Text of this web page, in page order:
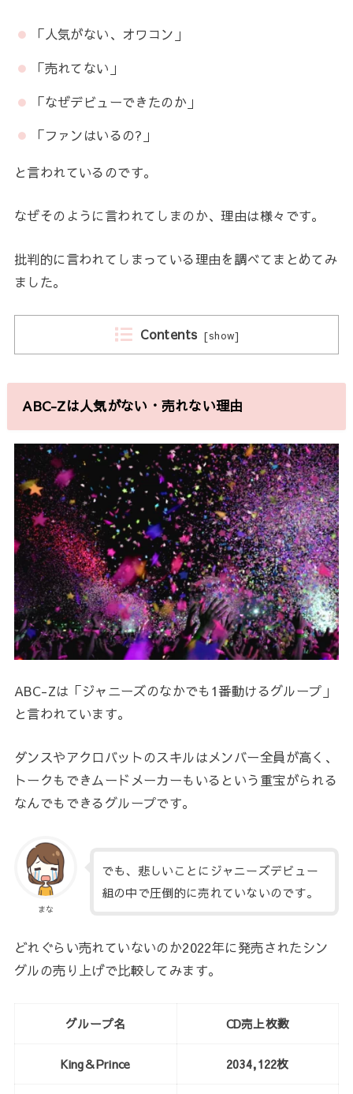
「人気がない、オワコン」
「売れてない」
「なぜデビューできたのか」
「ファンはいるの?」
と言われているのです。
なぜそのように言われてしまのか、理由は様々です。
批判的に言われてしまっている理由を調べてまとめてみ
ました。
Contents [show]
ABC-Zは人気がない・売れない理由
ABC-Zは「ジャニーズのなかでも1番動けるグループ」
と言われています。
ダンスやアクロバットのスキルはメンバー全員が高く、
トークもできムードメーカーもいるという重宝がられる
なんでもできるグループです。
まな
でも、悲しいことにジャニーズデビュー
組の中で圧倒的に売れていないのです。
どれぐらい売れていないのか2022年に発売されたシン
グルの売り上げで比較してみます。
グループ名 CD売上枚数
King＆Prince 2034,122枚